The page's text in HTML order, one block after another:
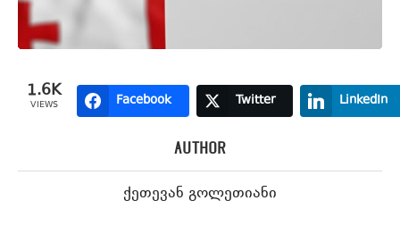
1.6K
VIEWS Facebook Twitter LinkedIn
Author
ქეთევან გოლეთიანი